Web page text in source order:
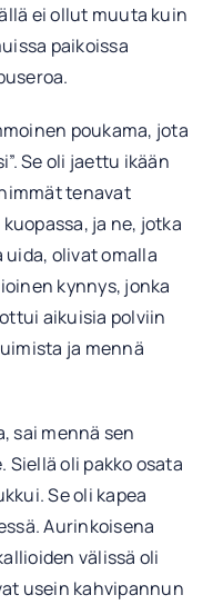
ei ollut muuta kuin
paikoissa
poukama, jota
Se oli jaettu ikään
tenavat
ja ne, jotka
olivat omalla
kynnys, jonka
aikuisia polviin
ja mennä
sai mennä sen
Siellä oli pakko osata
Se oli kapea
Aurinkoisena
välissä oli
usein kahvipannun